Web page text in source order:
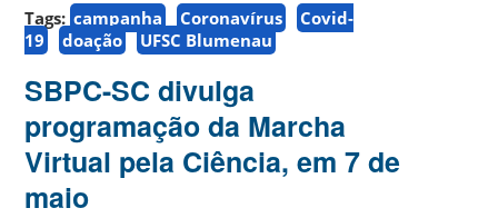
Tags: campanha Coronavírus
Covid-
19
doação UFSC Blumenau
SBPC-SC divulga
programação da Marcha
Virtual pela Ciência, em 7 de
maio